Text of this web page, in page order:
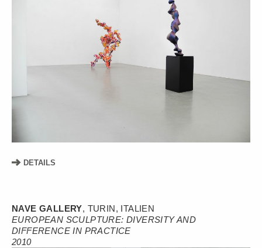
DETAILS
NAVE GALLERY, TURIN, ITALIEN
EUROPEAN SCULPTURE: DIVERSITY AND
DIFFERENCE IN PRACTICE
2010